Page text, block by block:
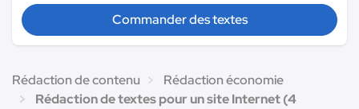
Commander des textes
Rédaction de contenu
Rédaction économie
Rédaction de textes pour un site Internet (4